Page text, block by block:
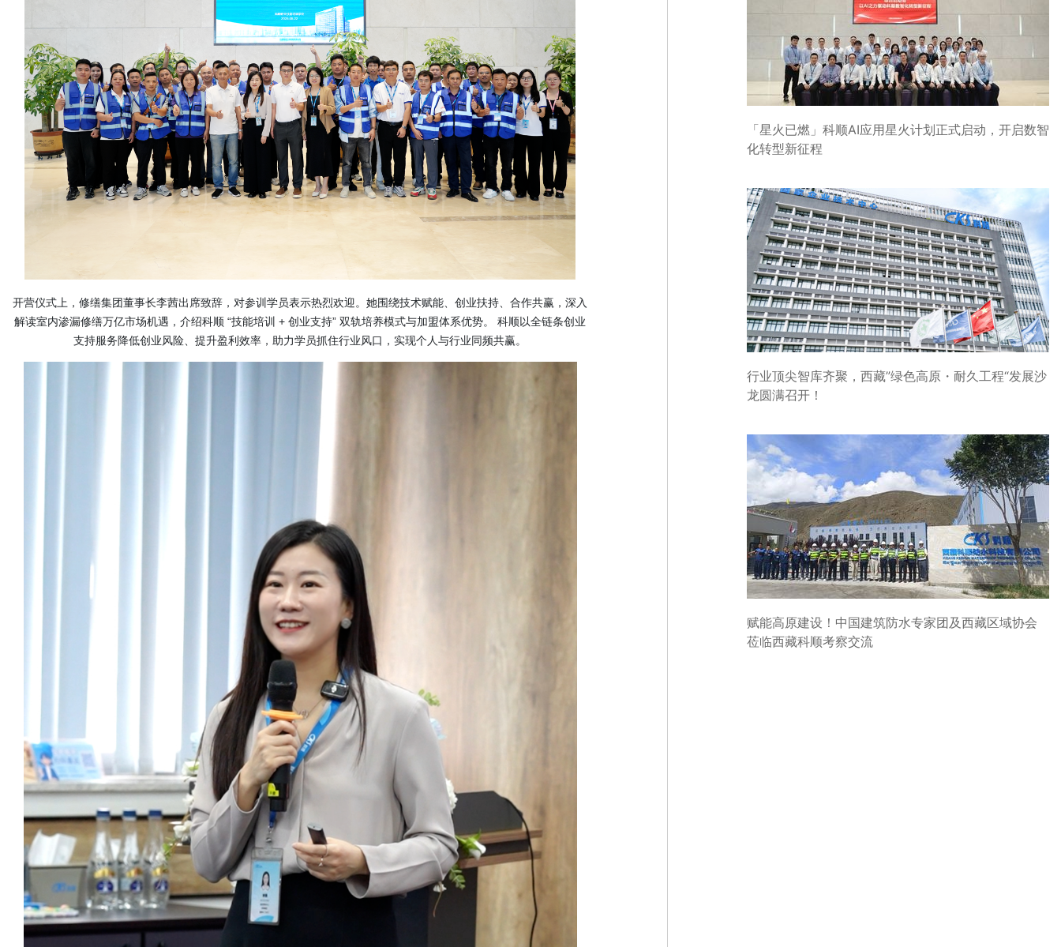
开营仪式上，修缮集团董事长李茜出席致辞，对参训学员表示热烈欢迎。她围绕技术赋能、创业扶持、合作共赢，深入
解读室内渗漏修缮万亿市场机遇，介绍科顺 “技能培训 + 创业支持” 双轨培养模式与加盟体系优势。 科顺以全链条创业
支持服务降低创业风险、提升盈利效率，助力学员抓住行业风口，实现个人与行业同频共赢。
「星火已燃」科顺AI应用星火计划正式启动，开启数智
化转型新征程
行业顶尖智库齐聚，西藏”绿色高原・耐久工程“发展沙
龙圆满召开！
赋能高原建设！中国建筑防水专家团及西藏区域协会
莅临西藏科顺考察交流